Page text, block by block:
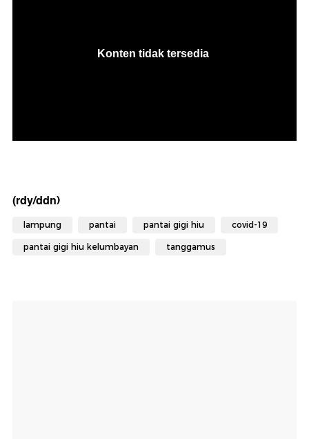
(rdy/ddn)
lampung pantai pantai gigi hiu covid-19
pantai gigi hiu kelumbayan tanggamus